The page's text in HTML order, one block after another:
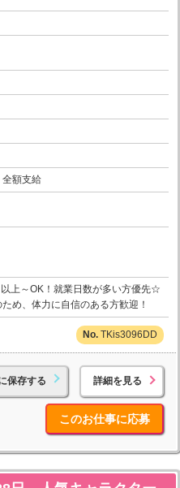
全額支給
上～OK！就業日数が多い方優先☆
め、体力に自信のある方歓迎！
TKis3096DD
保存する 詳細を見る
このお仕事に応募